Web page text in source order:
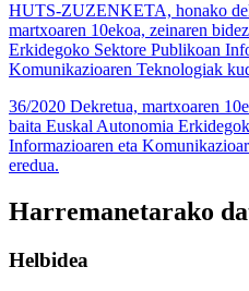
HUTS-ZUZENKETA, honako
martxoaren 10ekoa, zeinaren
Erkidegoko Sektore Publikoan
Komunikazioaren Teknologiak
36/2020 Dekretua, martxoaren
baita Euskal Autonomia
Informazioaren eta
eredua.
Harremanetarako
Helbidea